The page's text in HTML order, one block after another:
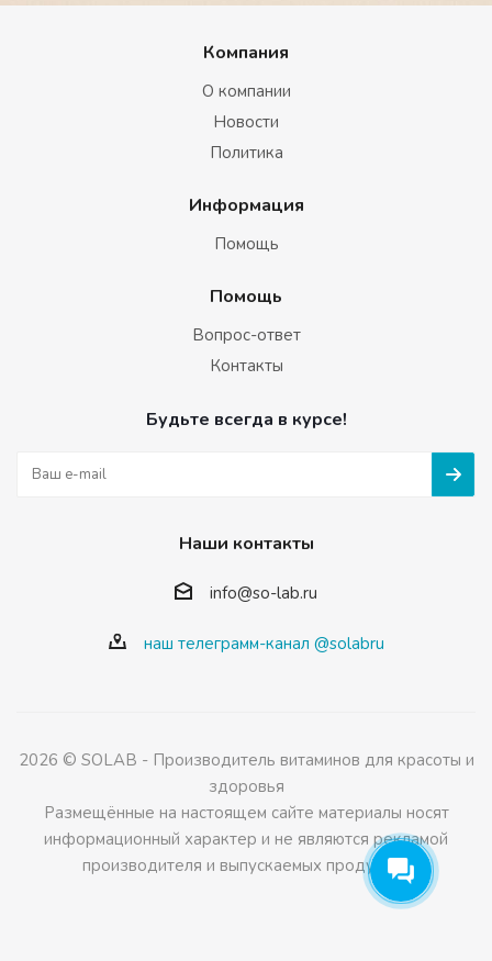
Компания
О компании
Новости
Политика
Информация
Помощь
Помощь
Вопрос-ответ
Контакты
Будьте всегда в курсе!
Наши контакты
info@so-lab.ru
наш телеграмм-канал @solabru
2026 © SOLAB - Производитель витаминов для красоты и
здоровья
Размещённые на настоящем сайте материалы носят
информационный характер и не являются рекламой
производителя и выпускаемых продуктов